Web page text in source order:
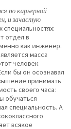
по карьерной
и зачастую
отдел в
как инженер.
масса
человек
бы он осознавал
принимать
своего часа:
обучаться
специальность. А
всякое